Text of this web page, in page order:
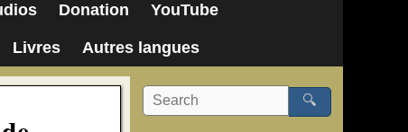
Donation YouTube
Livres Autres langues
🔍